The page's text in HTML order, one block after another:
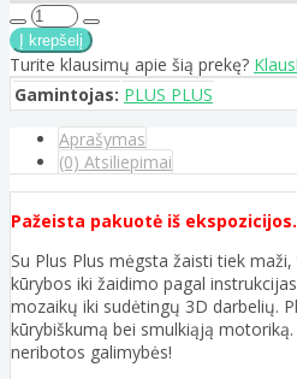
Turite klausimų apie šią prekę?
Gamintojas: PLUS PLUS
Aprašymas
(0) Atsiliepimai
Pažeista pakuotė iš ekspozicijos.
Su Plus Plus mėgsta žaisti tiek
kūrybos iki žaidimo pagal
mozaikų iki sudėtingų 3D darbelių.
kūrybiškumą bei smulkiąją
neribotos galimybės!